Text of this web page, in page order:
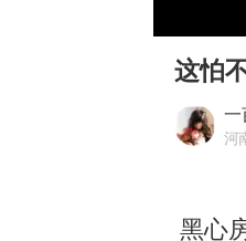
这怕
一
河
黑心